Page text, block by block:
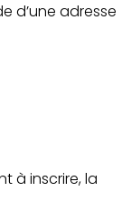
d’une adresse
à inscrire, la